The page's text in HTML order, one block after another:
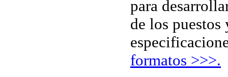
para
de los puestos
formatos >>>.